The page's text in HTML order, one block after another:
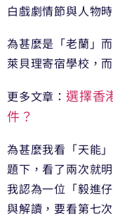
白戲劇情節與人物
為甚麼是「老蘭」
萊貝理寄宿學校，
更多文章： 選擇香
件？
為甚麼我看「天能
題下，看了兩次就
我認為一位「毅進
與解讀，要看第七